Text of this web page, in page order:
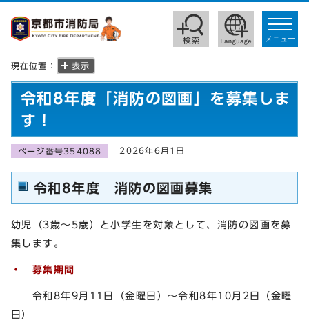
toggle
メニュー
現在位置： 表示
令和8年度「消防の図画」を募集しま
す！
ページ番号354088 2026年6月1日
令和8年度 消防の図画募集
幼児（3歳～5歳）と小学生を対象として、消防の図画を募
集します。
・ 募集期間
令和8年9月11日（金曜日）～令和8年10月2日（金曜
日）